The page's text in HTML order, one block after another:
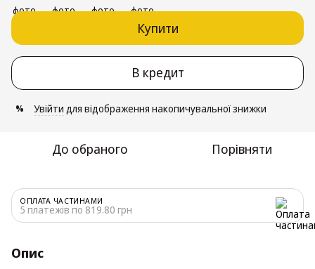
Купити
В кредит
% Увійти для відображення накопичувальної знижки
До обраного Порівняти
ОПЛАТА ЧАСТИНАМИ
5 платежів по 819.80 грн
Опис